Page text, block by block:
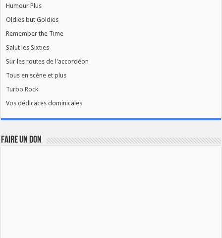
Humour Plus
Oldies but Goldies
Remember the Time
Salut les Sixties
Sur les routes de l'accordéon
Tous en scène et plus
Turbo Rock
Vos dédicaces dominicales
FAIRE UN DON